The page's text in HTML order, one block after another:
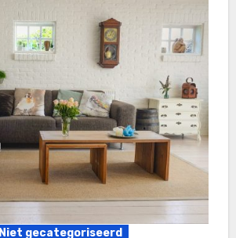
Niet gecategoriseerd